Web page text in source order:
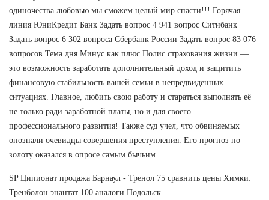
одиночества любовью мы сможем целый мир спасти!!! Горячая
линия ЮниКредит Банк Задать вопрос 4 941 вопрос Ситибанк
Задать вопрос 6 302 вопроса Сбербанк России Задать вопрос 83 076
вопросов Тема дня Минус как плюс Полис страхования жизни —
это возможность заработать дополнительный доход и защитить
финансовую стабильность вашей семьи в непредвиденных
ситуациях. Главное, любить свою работу и стараться выполнять её
не только ради заработной платы, но и для своего
профессионального развития! Также суд учел, что обвиняемых
опознали очевидцы совершения преступления. Его прогноз по
золоту оказался в опросе самым бычьим.
SP Ципионат продажа Барнаул - Тренол 75 сравнить цены Химки:
Тренболон энантат 100 аналоги Подольск.